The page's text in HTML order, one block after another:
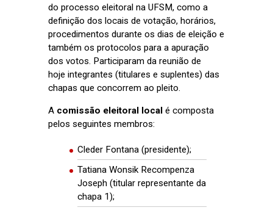
do processo eleitoral na UFSM, como a
definição dos locais de votação, horários,
procedimentos durante os dias de eleição e
também os protocolos para a apuração
dos votos. Participaram da reunião de
hoje integrantes (titulares e suplentes) das
chapas que concorrem ao pleito.
A comissão eleitoral local é composta
pelos seguintes membros:
Cleder Fontana (presidente);
Tatiana Wonsik Recompenza
Joseph (titular representante da
chapa 1);